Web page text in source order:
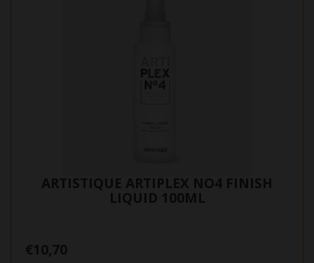
ARTISTIQUE ARTIPLEX NO4 FINISH
LIQUID 100ML
€10,70